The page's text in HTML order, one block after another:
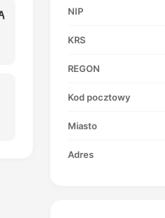
NIP
KRS
REGON
Kod pocztowy
Miasto
Adres